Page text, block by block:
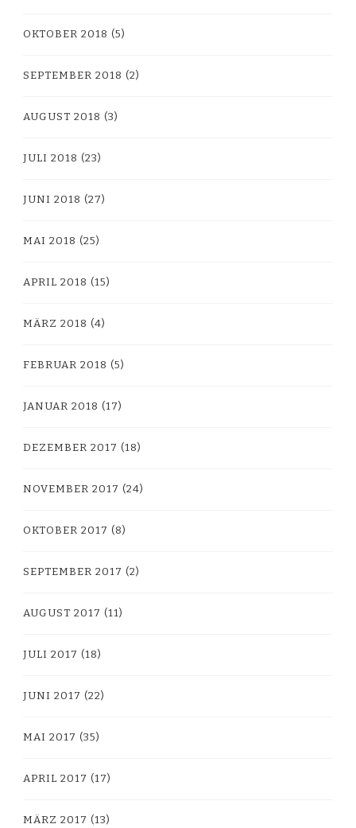
OKTOBER 2018 (5)
SEPTEMBER 2018 (2)
AUGUST 2018 (3)
JULI 2018 (23)
JUNI 2018 (27)
MAI 2018 (25)
APRIL 2018 (15)
MÄRZ 2018 (4)
FEBRUAR 2018 (5)
JANUAR 2018 (17)
DEZEMBER 2017 (18)
NOVEMBER 2017 (24)
OKTOBER 2017 (8)
SEPTEMBER 2017 (2)
AUGUST 2017 (11)
JULI 2017 (18)
JUNI 2017 (22)
MAI 2017 (35)
APRIL 2017 (17)
MÄRZ 2017 (13)